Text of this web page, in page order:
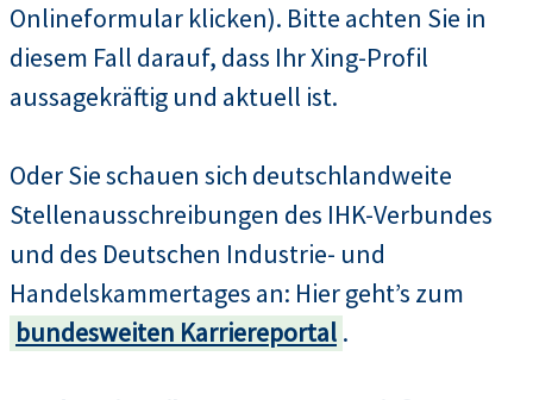
Onlineformular klicken). Bitte achten Sie in
diesem Fall darauf, dass Ihr Xing-Profil
aussagekräftig und aktuell ist.
Oder Sie schauen sich deutschlandweite
Stellenausschreibungen des IHK-Verbundes
und des Deutschen Industrie- und
Handelskammertages an: Hier geht’s zum
bundesweiten Karriereportal .